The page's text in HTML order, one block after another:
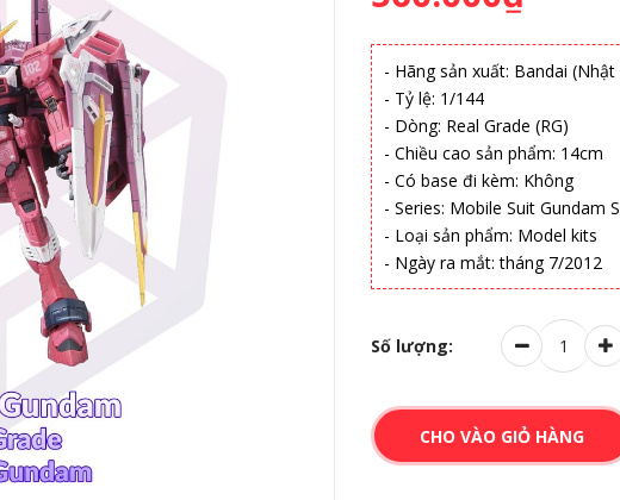
- Hãng sản xuất: Bandai (Nhật
- Tỷ lệ: 1/144
- Dòng: Real Grade (RG)
- Chiều cao sản phẩm: 14cm
- Có base đi kèm: Không
- Series: Mobile Suit Gundam
- Loại sản phẩm: Model kits
- Ngày ra mắt: tháng 7/2012
Số lượng:
CHO VÀO GIỎ HÀNG